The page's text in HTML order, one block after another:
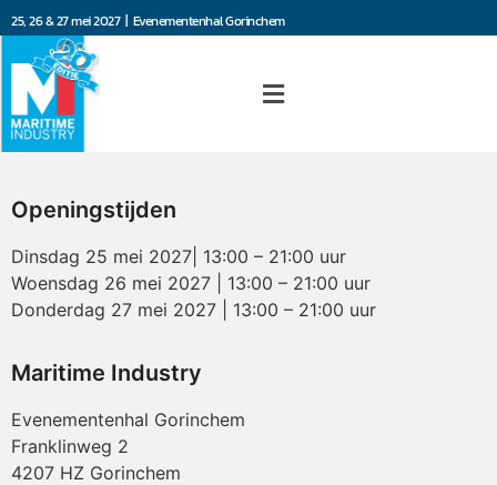
25, 26 & 27 mei 2027 | Evenementenhal Gorinchem
Openingstijden
Dinsdag 25 mei 2027| 13:00 – 21:00 uur
Woensdag 26 mei 2027 | 13:00 – 21:00 uur
Donderdag 27 mei 2027 | 13:00 – 21:00 uur
Maritime Industry
Evenementenhal Gorinchem
Franklinweg 2
4207 HZ Gorinchem